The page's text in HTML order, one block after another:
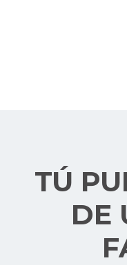
TÚ
DE